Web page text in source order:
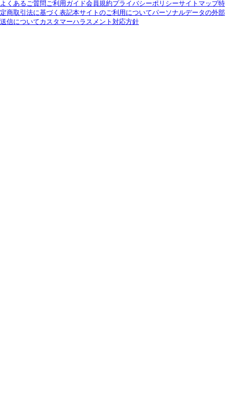
よくあるご質問 ご利用ガイド会員規約プライバシーポリシーサイトマップ特
定商取引法に基づく表記本サイトのご利用についてパーソナルデータの外部
送信についてカスタマーハラスメント対応方針